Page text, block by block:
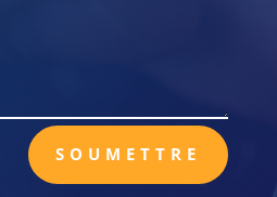
SOUMETTRE